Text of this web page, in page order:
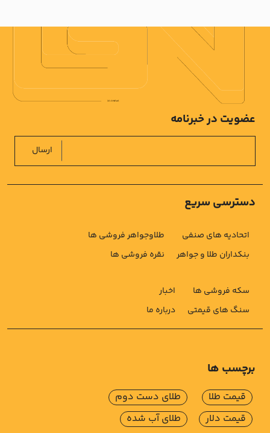
دسترسی سریع
اتحادیه های صنفی
بنکداران طلا و جواهر
طلاوجواهر فروشی ها
نقره فروشی ها
سکه فروشی ها
سنگ های قیمتی
اخبار
درباره ما
عضویت در خبرنامه
ارسال
برچسب ها
قیمت طلا
قیمت دلار
طلای دست دوم
طلای آب شده